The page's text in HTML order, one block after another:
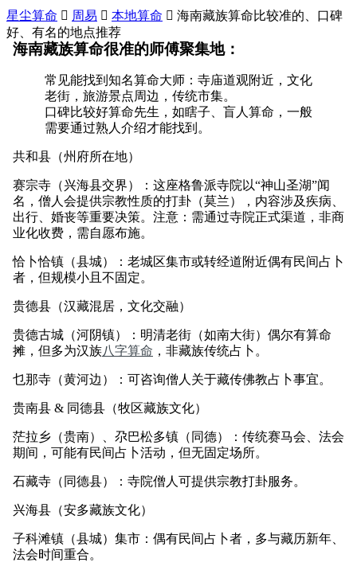
星尘算命  周易  本地算命  海南藏族算命比较准的、口碑
好、有名的地点推荐
海南藏族算命很准的师傅聚集地：
常见能找到知名算命大师：寺庙道观附近，文化
老街，旅游景点周边，传统市集。
口碑比较好算命先生，如瞎子、盲人算命，一般
需要通过熟人介绍才能找到。
共和县（州府所在地）
赛宗寺（兴海县交界）：这座格鲁派寺院以“神山圣湖”闻
名，僧人会提供宗教性质的打卦（莫兰），内容涉及疾病、
出行、婚丧等重要决策。注意：需通过寺院正式渠道，非商
业化收费，需自愿布施。
恰卜恰镇（县城）：老城区集市或转经道附近偶有民间占卜
者，但规模小且不固定。
贵德县（汉藏混居，文化交融）
贵德古城（河阴镇）：明清老街（如南大街）偶尔有算命
摊，但多为汉族八字算命 ，非藏族传统占卜。
乜那寺（黄河边）：可咨询僧人关于藏传佛教占卜事宜。
贵南县 & 同德县（牧区藏族文化）
茫拉乡（贵南）、尕巴松多镇（同德）：传统赛马会、法会
期间，可能有民间占卜活动，但无固定场所。
石藏寺（同德县）：寺院僧人可提供宗教打卦服务。
兴海县（安多藏族文化）
子科滩镇（县城）集市：偶有民间占卜者，多与藏历新年、
法会时间重合。